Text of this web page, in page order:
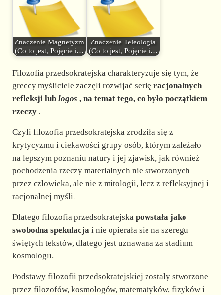
Znaczenie Magnetyzm
(Co to jest, Pojęcie i…
Znaczenie Teleologia
(Co to jest, Pojęcie i…
Filozofia przedsokratejska charakteryzuje się tym, że
greccy myśliciele zaczęli rozwijać serię racjonalnych
refleksji lub logos , na temat tego, co było początkiem
rzeczy.
Czyli filozofia przedsokratejska zrodziła się z
krytycyzmu i ciekawości grupy osób, którym zależało
na lepszym poznaniu natury i jej zjawisk, jak również
pochodzenia rzeczy materialnych nie stworzonych
przez człowieka, ale nie z mitologii, lecz z refleksyjnej i
racjonalnej myśli.
Dlatego filozofia przedsokratejska powstała jako
swobodna spekulacjai nie opierała się na szeregu
świętych tekstów, dlatego jest uznawana za stadium
kosmologii.
Podstawy filozofii przedsokratejskiej zostały stworzone
przez filozofów, kosmologów, matematyków, fizyków i